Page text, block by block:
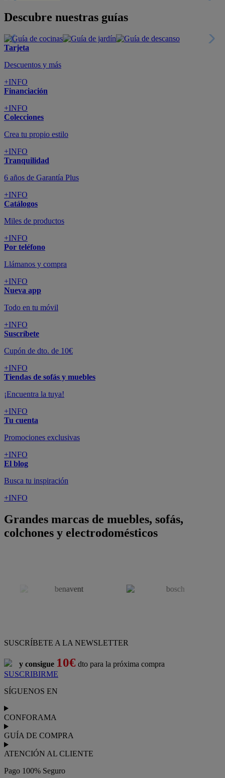
Descubre nuestras guías
Tarjeta
Descuentos y más
+INFO
Financiación
+INFO
Colecciones
Crea tu propio estilo
+INFO
Tranquilidad
6 años de Garantía Plus
+INFO
Catálogos
Miles de productos
+INFO
Por teléfono
Llámanos y compra
+INFO
Nueva app
Todo en tu móvil
+INFO
Suscríbete
Cupón de dto. de 10€
+INFO
Tiendas de sofás y muebles
¡Encuentra la tuya!
+INFO
Tu cuenta
Promociones exclusivas
+INFO
El blog
Busca tu inspiración
+INFO
Grandes marcas de muebles, sofás,
colchones y electrodomésticos
SUSCRÍBETE A LA NEWSLETTER
y consigue 10€ dto para la próxima compra
SUSCRIBIRME
SÍGUENOS EN
CONFORAMA
GUÍA DE COMPRA
ATENCIÓN AL CLIENTE
Pago 100% Seguro